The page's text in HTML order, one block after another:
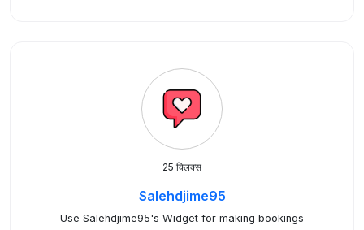
25 क्लिक्स
Salehdjime95
Use Salehdjime95's Widget for making bookings